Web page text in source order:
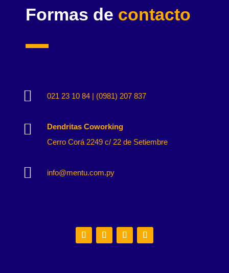
Formas de contacto
 021 23 10 84 | (0981) 207 837

Dendritas Coworking
Cerro Corá 2249 c/ 22 de Setiembre
 info@mentu.com.py